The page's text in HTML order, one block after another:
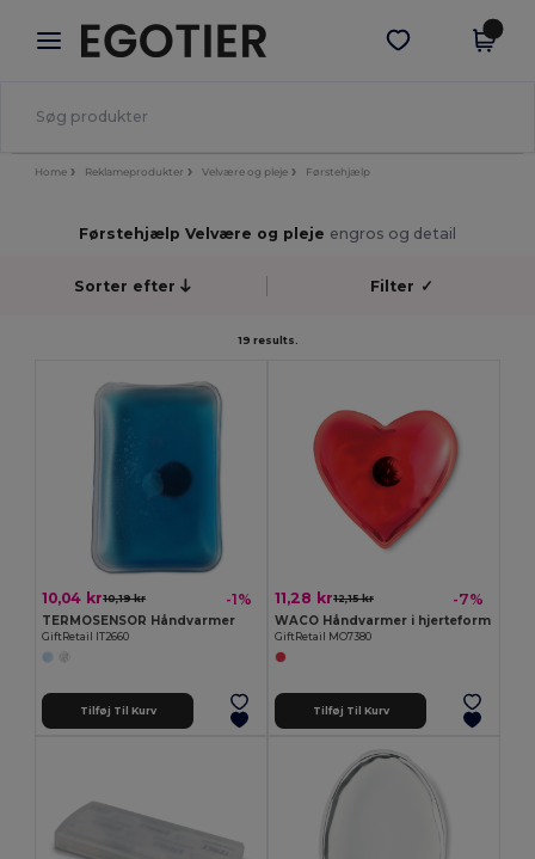
× Egotier-app
Bedre priser i appen!
Hent app
Home Reklameprodukter Velvære og pleje Førstehjælp
Førstehjælp Velvære og pleje engros og detail
Sorter efter Filter ✓
19 results.
10,04 kr10,19 kr -1%
TERMOSENSOR Håndvarmer
GiftRetail IT2660
Tilføj Til Kurv
11,28 kr12,15 kr -7%
WACO Håndvarmer i hjerteform
GiftRetail MO7380
Tilføj Til Kurv